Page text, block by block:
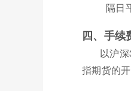
隔日
四、手续
以沪
指期货的